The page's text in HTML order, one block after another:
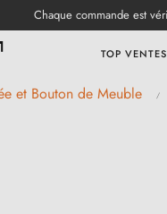
Chaque commande est
TOP VENTES
et Bouton de Meuble